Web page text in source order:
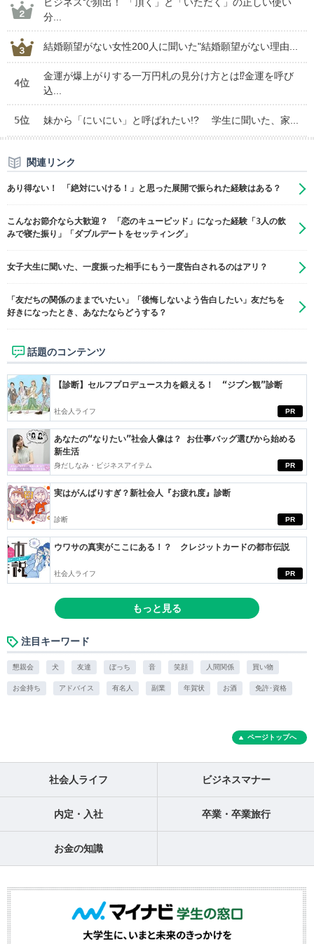
ビジネスで頻出！ 「頂く」と「いただく」の正しい使い
分...
結婚願望がない女性200人に聞いた"結婚願望がない理由...
4位
金運が爆上がりする一万円札の見分け方とは⁉金運を呼び
込...
5位 妹から「にいにい」と呼ばれたい!? 学生に聞いた、家...
関連リンク
あり得ない！ 「絶対にいける！」と思った展開で振られた経験はある？
こんなお節介なら大歓迎？ 「恋のキューピッド」になった経験「3人の飲
みで寝た振り」「ダブルデートをセッティング」
女子大生に聞いた、一度振った相手にもう一度告白されるのはアリ？
「友だちの関係のままでいたい」「後悔しないよう告白したい」友だちを
好きになったとき、あなたならどうする？
話題のコンテンツ
PR
【診断】セルフプロデュース力を鍛える！ “ジブン観”診断
社会人ライフ
PR
あなたの“なりたい”社会人像は？ お仕事バッグ選びから始める
新生活
身だしなみ・ビジネスアイテム
PR
実はがんばりすぎ？新社会人『お疲れ度』診断
診断
PR
ウワサの真実がここにある！？ クレジットカードの都市伝説
社会人ライフ
もっと見る
注目キーワード
懇親会 犬 友達 ぼっち 音 笑顔 人間関係 買い物
お金持ち アドバイス 有名人 副業 年賀状 お酒 免許･資格
ページトップへ
社会人ライフ ビジネスマナー
内定・入社 卒業・卒業旅行
お金の知識